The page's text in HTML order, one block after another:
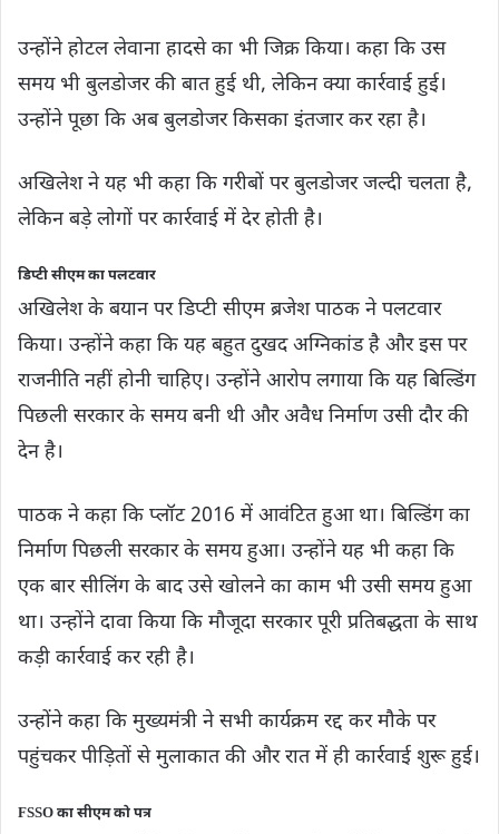
उन्होंने होटल लेवाना हादसे का भी जिक्र किया। कहा कि उस
समय भी बुलडोजर की बात हुई थी, लेकिन क्या कार्रवाई हुई।
उन्होंने पूछा कि अब बुलडोजर किसका इंतजार कर रहा है।
अखिलेश ने यह भी कहा कि गरीबों पर बुलडोजर जल्दी चलता है,
लेकिन बड़े लोगों पर कार्रवाई में देर होती है।
डिप्टी सीएम का पलटवार
अखिलेश के बयान पर डिप्टी सीएम ब्रजेश पाठक ने पलटवार
किया। उन्होंने कहा कि यह बहुत दुखद अग्निकांड है और इस पर
राजनीति नहीं होनी चाहिए। उन्होंने आरोप लगाया कि यह बिल्डिंग
पिछली सरकार के समय बनी थी और अवैध निर्माण उसी दौर की
देन है।
पाठक ने कहा कि प्लॉट 2016 में आवंटित हुआ था। बिल्डिंग का
निर्माण पिछली सरकार के समय हुआ। उन्होंने यह भी कहा कि
एक बार सीलिंग के बाद उसे खोलने का काम भी उसी समय हुआ
था। उन्होंने दावा किया कि मौजूदा सरकार पूरी प्रतिबद्धता के साथ
कड़ी कार्रवाई कर रही है।
उन्होंने कहा कि मुख्यमंत्री ने सभी कार्यक्रम रद्द कर मौके पर
पहुंचकर पीड़ितों से मुलाकात की और रात में ही कार्रवाई शुरू हुई।
FSSO का सीएम को पत्र